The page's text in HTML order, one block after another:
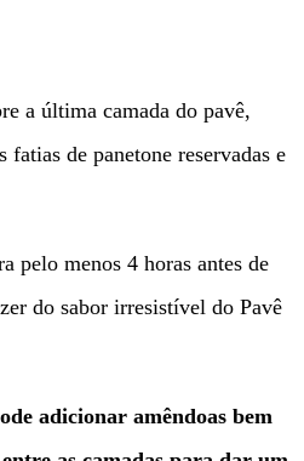
a última camada do pavê,
fatias de panetone reservadas e
pelo menos 4 horas antes de
do sabor irresistível do Pavê
adicionar amêndoas bem